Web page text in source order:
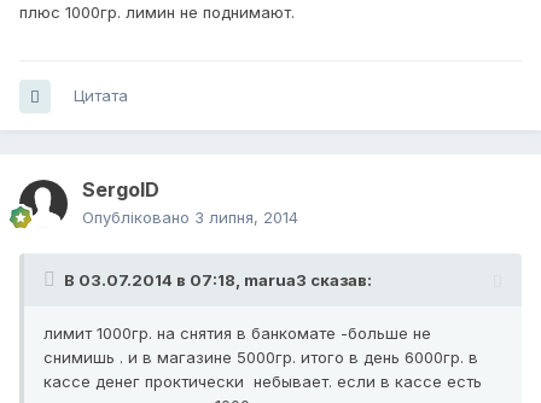
плюс 1000гр. лимин не поднимают.
Цитата
SergoID
Опубліковано 3 липня, 2014
В 03.07.2014 в 07:18, marua3 сказав:
лимит 1000гр. на снятия в банкомате -больше не
снимишь . и в магазине 5000гр. итого в день 6000гр. в
кассе денег проктически небывает. если в кассе есть